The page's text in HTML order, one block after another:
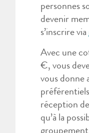
personnes
devenir
s’inscrire via
Avec une
€, vous
vous donne
réception
qu’à la